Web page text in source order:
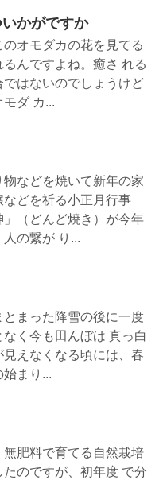
かがですか
オモダカの花を見てる
んですよね。癒さ れる
ではないのでしょうけど
ダ カ...
などを焼いて新年の家
どを祈る小正月行事
」（どんど焼き）が今年
の繋が り...
まった降雪の後に一度
なく今も田んぼは 真っ白
えなくなる頃には、春
始まり...
肥料で育てる自然栽培
のですが、初年度 で分